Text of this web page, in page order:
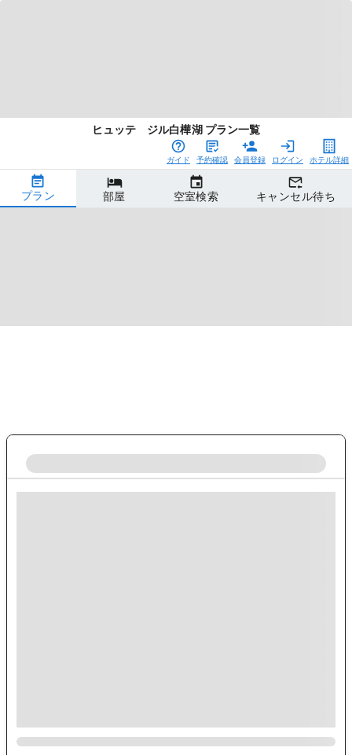
ヒュッテ ジル白樺湖 プラン一覧
ホテル詳細
ログイン
会員登録
予約確認
ガイド
プラン 部屋 空室検索 キャンセル待ち